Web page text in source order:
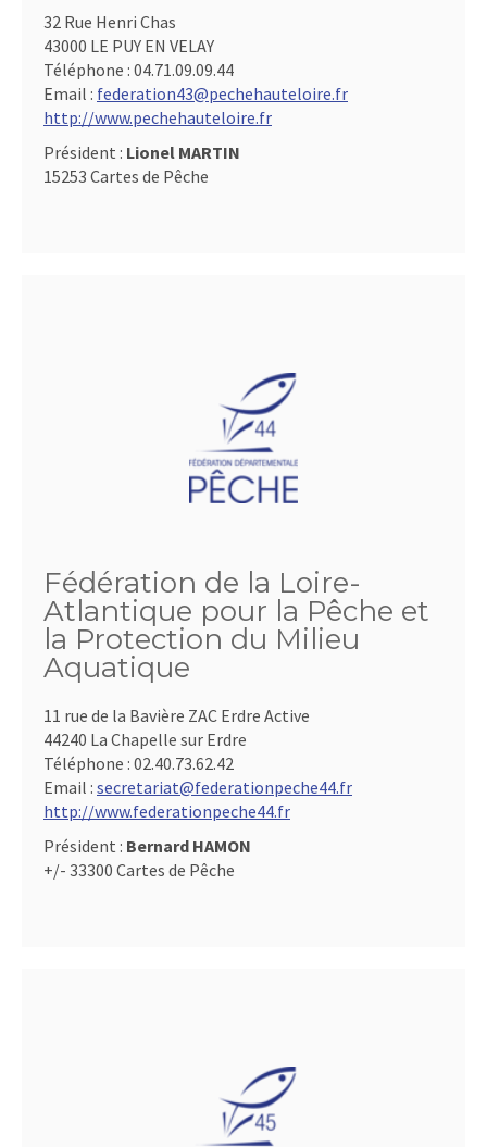
32 Rue Henri Chas
43000 LE PUY EN VELAY
Téléphone : 04.71.09.09.44
Email : federation43@pechehauteloire.fr
http://www.pechehauteloire.fr
Président : Lionel MARTIN
15253 Cartes de Pêche
Fédération de la Loire-
Atlantique pour la Pêche et
la Protection du Milieu
Aquatique
11 rue de la Bavière ZAC Erdre Active
44240 La Chapelle sur Erdre
Téléphone : 02.40.73.62.42
Email : secretariat@federationpeche44.fr
http://www.federationpeche44.fr
Président : Bernard HAMON
+/- 33300 Cartes de Pêche